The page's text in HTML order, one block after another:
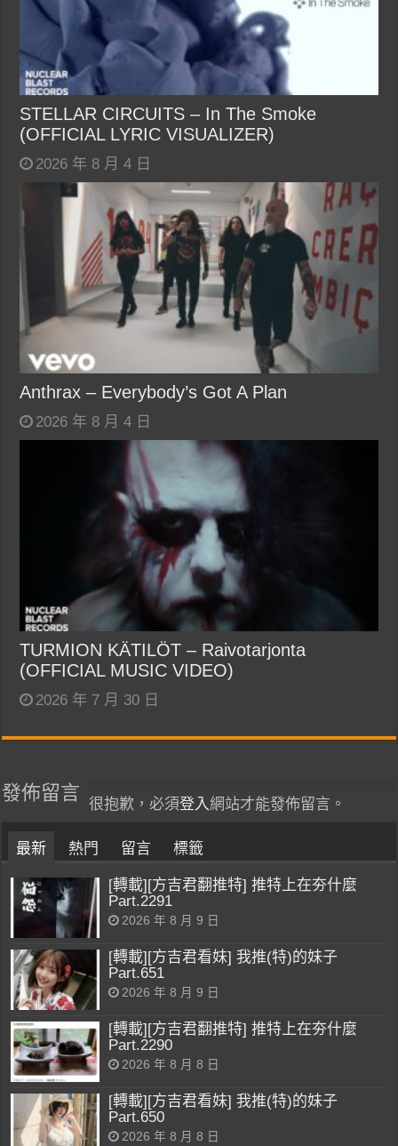
STELLAR CIRCUITS – In The Smoke
(OFFICIAL LYRIC VISUALIZER)
2026 年 8 月 4 日
Anthrax – Everybody’s Got A Plan
2026 年 8 月 4 日
TURMION KÄTILÖT – Raivotarjonta
(OFFICIAL MUSIC VIDEO)
2026 年 7 月 30 日
發佈留言
很抱歉，必須登入網站才能發佈留言。
最新 熱門 留言 標籤
[轉載][方吉君翻推特] 推特上在夯什麼
Part.2291
2026 年 8 月 9 日
[轉載][方吉君看妹] 我推(特)的妹子
Part.651
2026 年 8 月 9 日
[轉載][方吉君翻推特] 推特上在夯什麼
Part.2290
2026 年 8 月 8 日
[轉載][方吉君看妹] 我推(特)的妹子
Part.650
2026 年 8 月 8 日